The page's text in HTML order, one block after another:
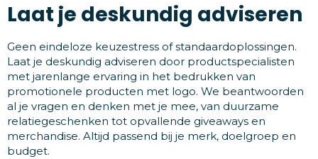
Laat je deskundig adviseren
Geen eindeloze keuzestress of standaardoplossingen.
Laat je deskundig adviseren door productspecialisten
met jarenlange ervaring in het bedrukken van
promotionele producten met logo. We beantwoorden
al je vragen en denken met je mee, van duurzame
relatiegeschenken tot opvallende giveaways en
merchandise. Altijd passend bij je merk, doelgroep en
budget.